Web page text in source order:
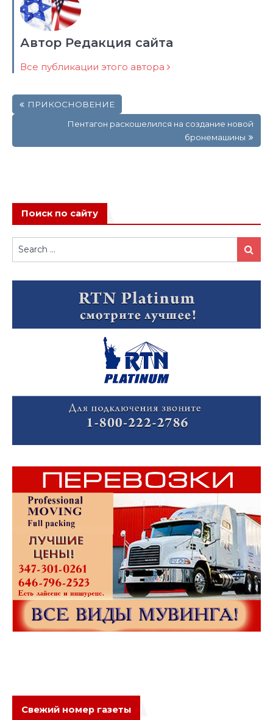
Автор Редакция сайта
Все публикации этого автора
по ПРИКОСНОВЕНИЕ
Пентагон раскошелился на создание новой
бронемашины
Поиск по сайту
Search
for:
Search
Свежий номер газеты